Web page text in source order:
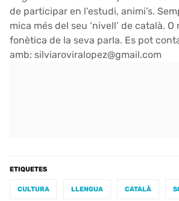
de participar en l’estudi, animi’s.
mica més del seu ‘nivell’ de català.
fonètica de la seva parla. Es pot
amb: silviaroviralopez@gmail.com
ETIQUETES
CULTURA LLENGUA CATALÀ